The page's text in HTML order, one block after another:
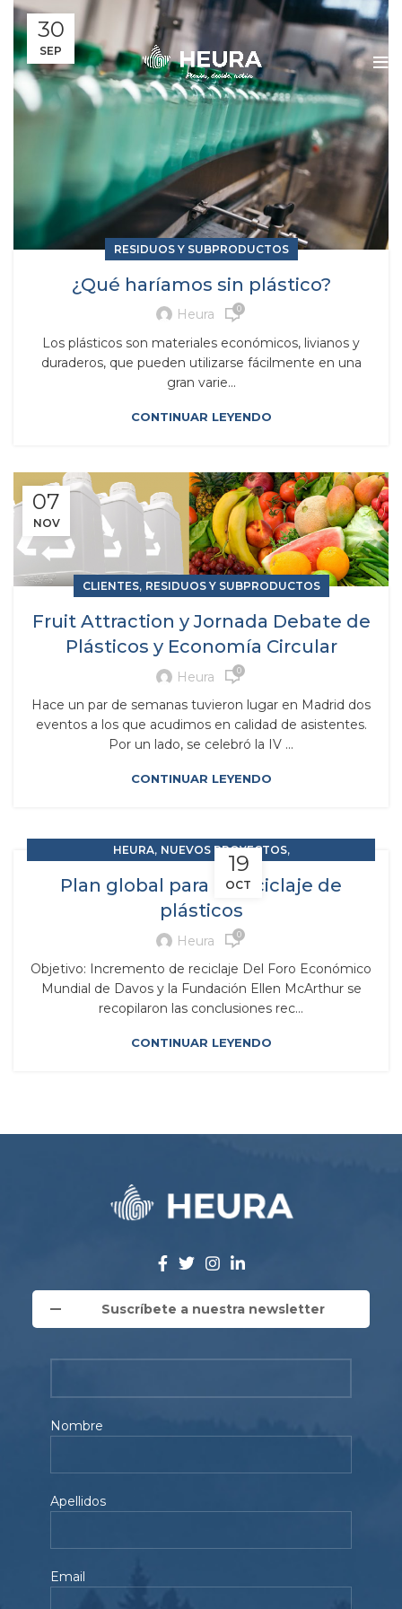
30
SEP
RESIDUOS Y SUBPRODUCTOS
¿Qué haríamos sin plástico?
Heura 0
Los plásticos son materiales económicos, livianos y
duraderos, que pueden utilizarse fácilmente en una
gran varie...
CONTINUAR LEYENDO
07
NOV
CLIENTES, RESIDUOS Y SUBPRODUCTOS
Fruit Attraction y Jornada Debate de
Plásticos y Economía Circular
Heura 0
Hace un par de semanas tuvieron lugar en Madrid dos
eventos a los que acudimos en calidad de asistentes.
Por un lado, se celebró la IV ...
CONTINUAR LEYENDO
19
OCT
HEURA, NUEVOS PROYECTOS,
RESIDUOS Y SUBPRODUCTOS
Plan global para el reciclaje de
plásticos
Heura 0
Objetivo: Incremento de reciclaje Del Foro Económico
Mundial de Davos y la Fundación Ellen McArthur se
recopilaron las conclusiones rec...
CONTINUAR LEYENDO
Suscríbete a nuestra newsletter
Nombre
Apellidos
Email